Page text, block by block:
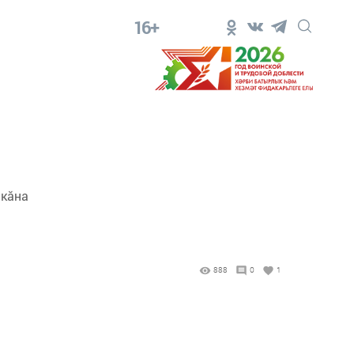
16+
888 0 1